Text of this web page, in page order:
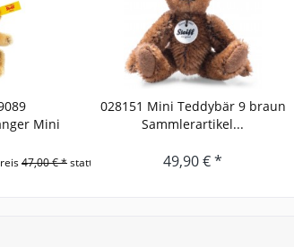
Mini
47,00 € *statt
028151 Mini Teddybär 9 braun
Sammlerartikel...
49,90 € *